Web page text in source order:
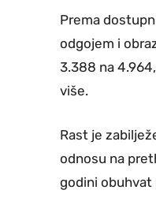
Prema
odgojem i
3.388 na
više.
Rast je
odnosu na
godini obuhvat